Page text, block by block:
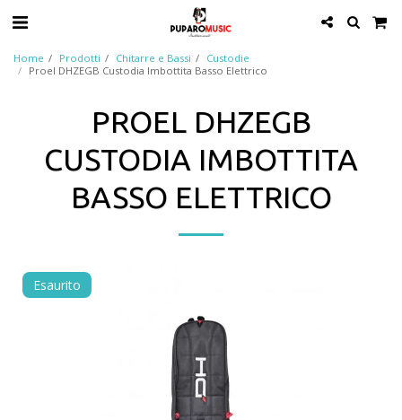
Home Prodotti Chitarre e Bassi
Custodie
Proel DHZEGB Custodia Imbottita Basso Elettrico
PROEL DHZEGB
CUSTODIA IMBOTTITA
BASSO ELETTRICO
Esaurito